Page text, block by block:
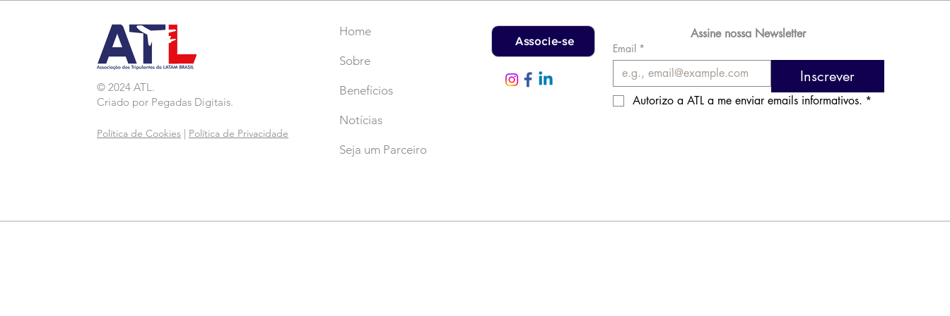
© 2024 ATL.
Criado por Pegadas Digitais.
Política de Cookies Política de Privacidade
Home
Sobre
Benefícios
Notícias
Seja um Parceiro
Associe-se
Assine nossa Newsletter
Email *
Inscrever
Autorizo a ATL a me enviar emails informativos. *